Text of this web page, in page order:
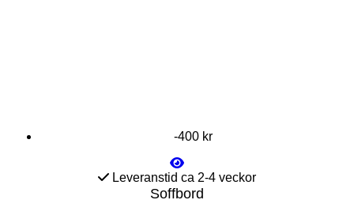
-400 kr
Leveranstid ca 2-4 veckor
Soffbord